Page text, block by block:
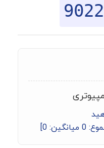
0 میانگین: 0
]